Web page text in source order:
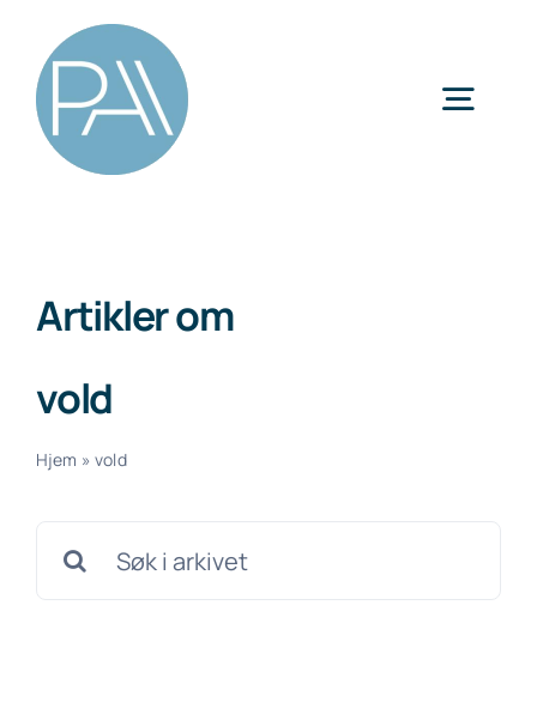
content
Artikler om
vold
Hjem »vold
etter: